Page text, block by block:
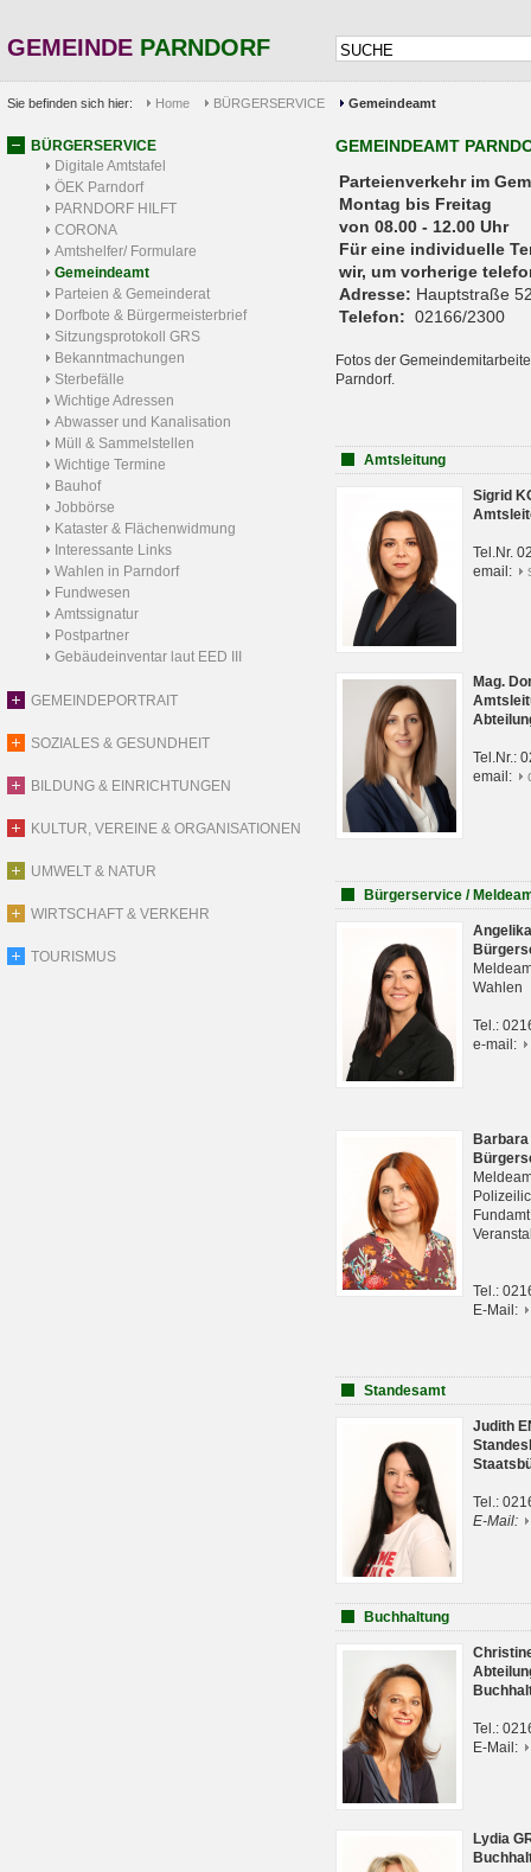
GEMEINDE PARNDORF
Sie befinden sich hier: Home BÜRGERSERVICE Gemeindeamt
BÜRGERSERVICE
Digitale Amtstafel
ÖEK Parndorf
PARNDORF HILFT
CORONA
Amtshelfer/ Formulare
Gemeindeamt
Parteien & Gemeinderat
Dorfbote & Bürgermeisterbrief
Sitzungsprotokoll GRS
Bekanntmachungen
Sterbefälle
Wichtige Adressen
Abwasser und Kanalisation
Müll & Sammelstellen
Wichtige Termine
Bauhof
Jobbörse
Kataster & Flächenwidmung
Interessante Links
Wahlen in Parndorf
Fundwesen
Amtssignatur
Postpartner
Gebäudeinventar laut EED III
GEMEINDEPORTRAIT
SOZIALES & GESUNDHEIT
BILDUNG & EINRICHTUNGEN
KULTUR, VEREINE & ORGANISATIONEN
UMWELT & NATUR
WIRTSCHAFT & VERKEHR
TOURISMUS
GEMEINDEAMT
Parteienverkehr
Montag bis Freitag
von 08.00 - 12.00 Uhr
Für eine individuelle
wir, um vorherige
Adresse: Hauptstraße
Telefon: 02166/2300
Fotos der
Parndorf.
Amtsleitung
Sigrid
Tel.Nr.
email:
Mag.
Tel.Nr.:
email:
Bürgerservice /
Wahlen
Tel.:
e-mail:
Tel.:
E-Mail:
Standesamt
Judith
Tel.:
E-Mail:
Buchhaltung
Tel.:
E-Mail:
Lydia